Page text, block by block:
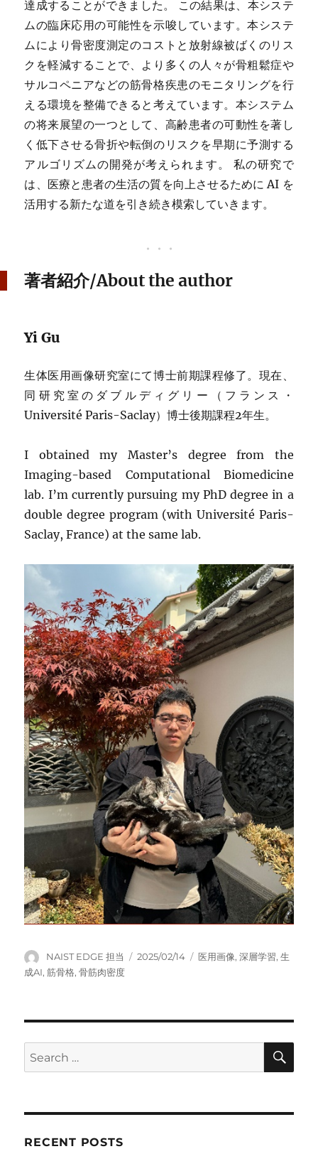
達成することができました。 この結果は、本システ
ムの臨床応用の可能性を示唆しています。本システ
ムにより骨密度測定のコストと放射線被ばくのリス
クを軽減することで、より多くの人々が骨粗鬆症や
サルコペニアなどの筋骨格疾患のモニタリングを行
える環境を整備できると考えています。本システム
の将来展望の一つとして、高齢患者の可動性を著し
く低下させる骨折や転倒のリスクを早期に予測する
アルゴリズムの開発が考えられます。 私の研究で
は、医療と患者の生活の質を向上させるために AI を
活用する新たな道を引き続き模索していきます。
著者紹介/About the author
Yi Gu
生体医用画像研究室にて博士前期課程修了。現在、
同研究室のダブルディグリー（フランス・
Université Paris-Saclay）博士後期課程2年生。
I obtained my Master’s degree from the
Imaging-based Computational Biomedicine
lab. I’m currently pursuing my PhD degree in a
double degree program (with Université Paris-
Saclay, France) at the same lab.
Author
NAIST EDGE 担当
Posted
2025/02/14 Tags
医用画像,深層学習,生
成AI,筋骨格,骨筋肉密度
Search
for:
RECENT POSTS